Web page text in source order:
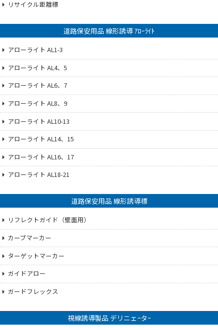
リサイクル距離標
道路保安用品 線形誘導 ｱﾛｰﾗｲﾄ
アローライト AL1-3
アローライト AL4、5
アローライト AL6、7
アローライト AL8、9
アローライト AL10-13
アローライト AL14、15
アローライト AL16、17
アローライト AL18-21
道路保安用品 線形誘導標
リフレクトガイド（壁面用）
カーブマーカー
ターゲットマーカー
ガイドアロー
ガードフレックス
視線誘導製品 デリニェｰタｰ